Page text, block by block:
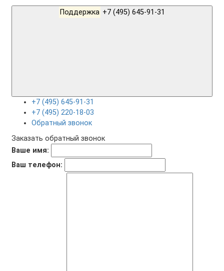
Поддержка
+7 (495) 645-91-31
+7 (495) 220-18-03
Обратный звонок
Заказать обратный звонок
Ваше имя:
Ваш телефон: